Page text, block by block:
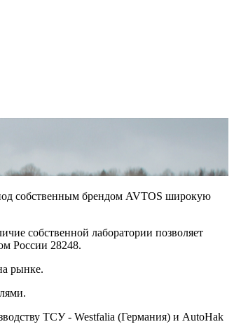
собственным брендом AVTOS широкую
собственной лаборатории позволяет
России 28248.
рынке.
ТСУ - Westfalia (Германия) и AutoHak